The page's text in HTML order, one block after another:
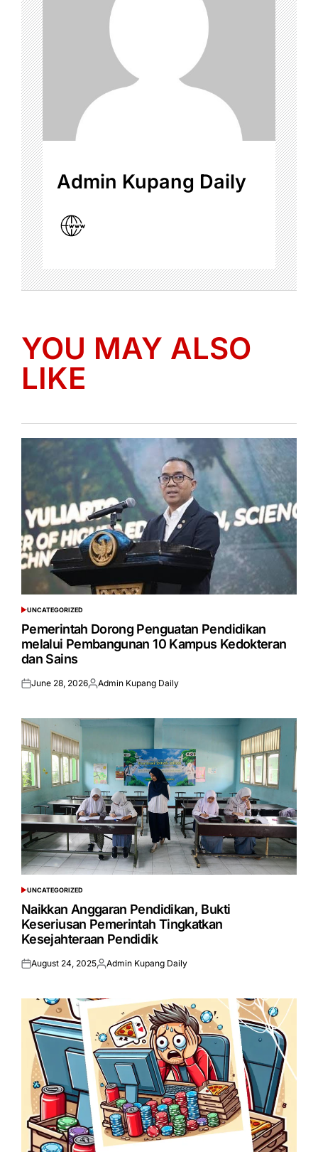
Admin Kupang Daily
YOU MAY ALSO
LIKE
POSTED
IN
UNCATEGORIZED
Pemerintah Dorong Penguatan Pendidikan
melalui Pembangunan 10 Kampus Kedokteran
dan Sains
Posted
June 28, 2026Posted
Admin Kupang Daily
POSTED
IN
UNCATEGORIZED
Naikkan Anggaran Pendidikan, Bukti
Keseriusan Pemerintah Tingkatkan
Kesejahteraan Pendidik
Posted
August 24, 2025Posted
Admin Kupang Daily